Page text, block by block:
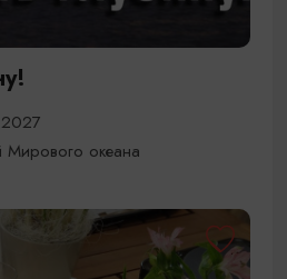
Мирового океана